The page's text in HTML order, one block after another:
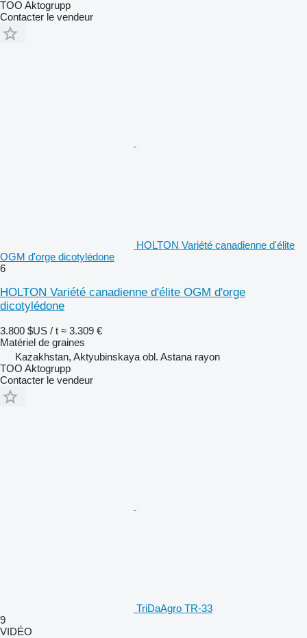
TOO Aktogrupp
Contacter le vendeur
HOLTON Variété canadienne d'élite
OGM d'orge dicotylédone
6
HOLTON Variété canadienne d'élite OGM d'orge
dicotylédone
3.800 $US / t ≈ 3.309 €
Matériel de graines
Kazakhstan, Aktyubinskaya obl. Astana rayon
TOO Aktogrupp
Contacter le vendeur
TriDaAgro TR-33
9
VIDÉO